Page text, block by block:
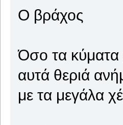
Ο βράχος
Όσο τα κύματα
αυτά θεριά
με τα μεγάλα